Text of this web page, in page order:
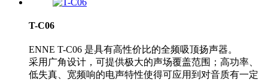
T-C06
ENNE T-C06 是具有高性价比的全频吸顶扬声器。
采用广角设计，可提供极大的声场覆盖范围；高功率、
低失真、宽频响的电声特性使得可应用到对音质有一定